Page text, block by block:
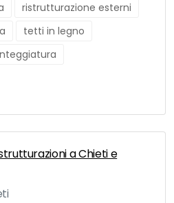
ristrutturazione esterni
tetti in legno
a Chieti e